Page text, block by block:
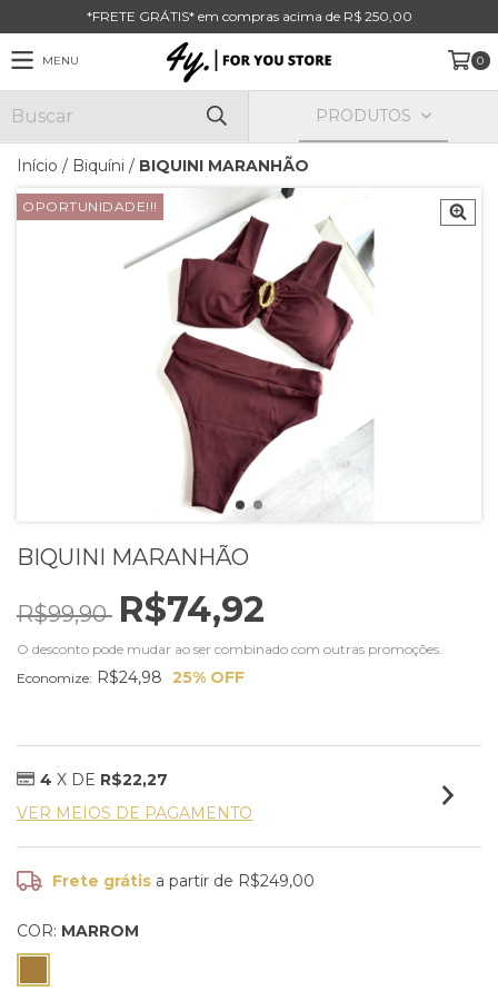
*FRETE GRÁTIS* em compras acima de R$ 250,00
MENU 0
PRODUTOS
Início / Biquíni / BIQUINI MARANHÃO
OPORTUNIDADE!!!
BIQUINI MARANHÃO
R$99,90 R$74,92
O desconto pode mudar ao ser combinado com outras promoções.
Economize: R$24,98 25% OFF
4 X DE R$22,27
VER MEIOS DE PAGAMENTO
Frete grátis a partir de R$249,00
COR: MARROM